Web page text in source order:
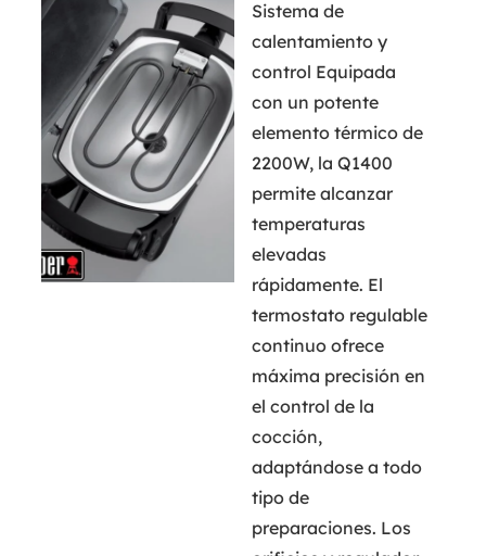
Sistema de
calentamiento y
control Equipada
con un potente
elemento térmico de
2200W, la Q1400
permite alcanzar
temperaturas
elevadas
rápidamente. El
termostato regulable
continuo ofrece
máxima precisión en
el control de la
cocción,
adaptándose a todo
tipo de
preparaciones. Los